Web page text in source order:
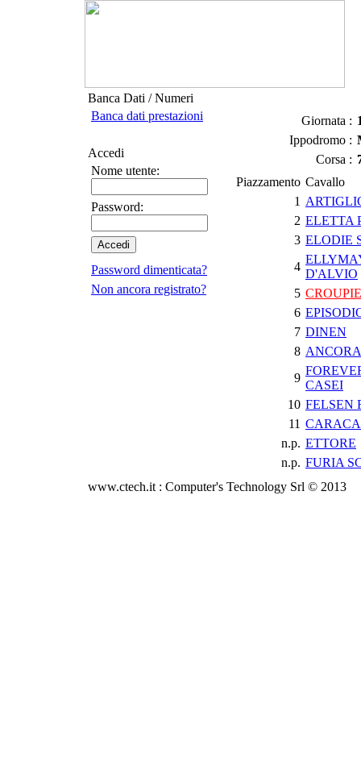
Banca Dati / Numeri
Banca dati prestazioni
Accedi
Nome utente:
Password:
Password dimenticata?
Non ancora registrato?
Giornata :
Ippodromo :
Corsa :
Piazzamento Cavallo
1
2 ELETTA
3 ELODIE
4
D'ALVIO
5
6
7 DINEN
8
9
CASEI
10 FELSEN
11
n.p. ETTORE
n.p. FURIA
www.ctech.it : Computer's Technology Srl © 2013